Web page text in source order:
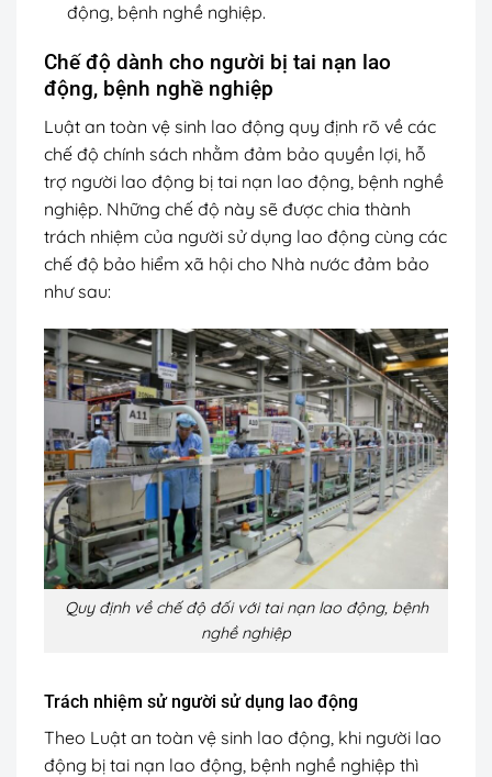
động, bệnh nghề nghiệp.
Chế độ dành cho người bị tai nạn lao
động, bệnh nghề nghiệp
Luật an toàn vệ sinh lao động quy định rõ về các
chế độ chính sách nhằm đảm bảo quyền lợi, hỗ
trợ người lao động bị tai nạn lao động, bệnh nghề
nghiệp. Những chế độ này sẽ được chia thành
trách nhiệm của người sử dụng lao động cùng các
chế độ bảo hiểm xã hội cho Nhà nước đảm bảo
như sau:
Quy định về chế độ đối với tai nạn lao động, bệnh
nghề nghiệp
Trách nhiệm sử người sử dụng lao động
Theo Luật an toàn vệ sinh lao động, khi người lao
động bị tai nạn lao động, bệnh nghề nghiệp thì